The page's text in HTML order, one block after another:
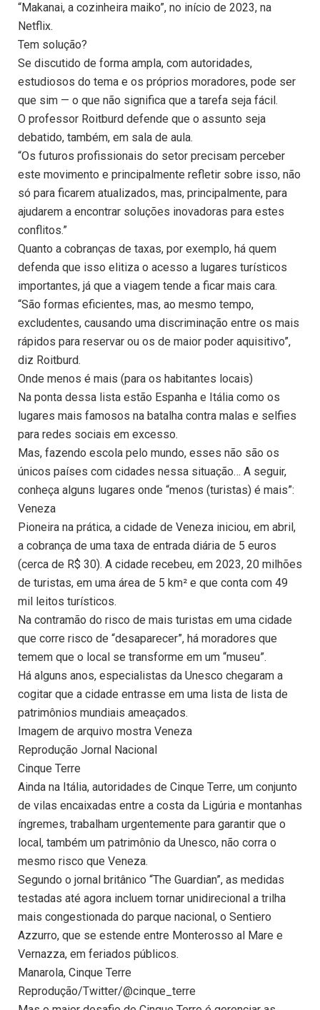
“Makanai, a cozinheira maiko”, no início de 2023, na
Netflix.
Tem solução?
Se discutido de forma ampla, com autoridades,
estudiosos do tema e os próprios moradores, pode ser
que sim — o que não significa que a tarefa seja fácil.
O professor Roitburd defende que o assunto seja
debatido, também, em sala de aula.
“Os futuros profissionais do setor precisam perceber
este movimento e principalmente refletir sobre isso, não
só para ficarem atualizados, mas, principalmente, para
ajudarem a encontrar soluções inovadoras para estes
conflitos.”
Quanto a cobranças de taxas, por exemplo, há quem
defenda que isso elitiza o acesso a lugares turísticos
importantes, já que a viagem tende a ficar mais cara.
“São formas eficientes, mas, ao mesmo tempo,
excludentes, causando uma discriminação entre os mais
rápidos para reservar ou os de maior poder aquisitivo”,
diz Roitburd.
Onde menos é mais (para os habitantes locais)
Na ponta dessa lista estão Espanha e Itália como os
lugares mais famosos na batalha contra malas e selfies
para redes sociais em excesso.
Mas, fazendo escola pelo mundo, esses não são os
únicos países com cidades nessa situação… A seguir,
conheça alguns lugares onde “menos (turistas) é mais”:
Veneza
Pioneira na prática, a cidade de Veneza iniciou, em abril,
a cobrança de uma taxa de entrada diária de 5 euros
(cerca de R$ 30). A cidade recebeu, em 2023, 20 milhões
de turistas, em uma área de 5 km² e que conta com 49
mil leitos turísticos.
Na contramão do risco de mais turistas em uma cidade
que corre risco de “desaparecer”, há moradores que
temem que o local se transforme em um “museu”.
Há alguns anos, especialistas da Unesco chegaram a
cogitar que a cidade entrasse em uma lista de lista de
patrimônios mundiais ameaçados.
Imagem de arquivo mostra Veneza
Reprodução Jornal Nacional
Cinque Terre
Ainda na Itália, autoridades de Cinque Terre, um conjunto
de vilas encaixadas entre a costa da Ligúria e montanhas
íngremes, trabalham urgentemente para garantir que o
local, também um patrimônio da Unesco, não corra o
mesmo risco que Veneza.
Segundo o jornal britânico “The Guardian”, as medidas
testadas até agora incluem tornar unidirecional a trilha
mais congestionada do parque nacional, o Sentiero
Azzurro, que se estende entre Monterosso al Mare e
Vernazza, em feriados públicos.
Manarola, Cinque Terre
Reprodução/Twitter/@cinque_terre